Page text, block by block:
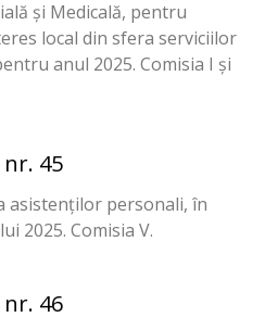
și Medicală, pentru
local din sfera serviciilor
anul 2025. Comisia I și
45
asistenților personali, în
2025. Comisia V.
46